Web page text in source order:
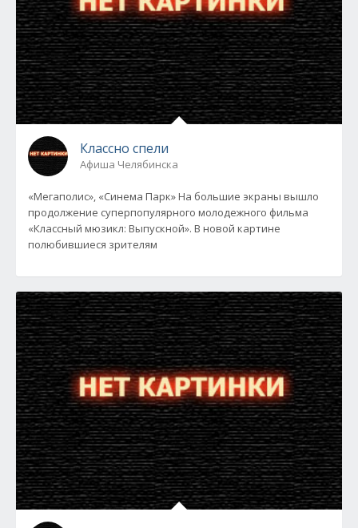
Классно спели
Афиша Челябинска
«Мегаполис», «Синема Парк» На большие экраны вышло
продолжение суперпопулярного молодежного фильма
«Классный мюзикл: Выпускной». В новой картине
полюбившиеся зрителям